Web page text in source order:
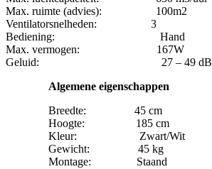
Max. ruimte (advies): 100m2
Ventilatorsnelheden: 3
Bediening: Hand
Max. vermogen: 167W
Geluid: 27 – 49 dB
Algemene eigenschappen
Breedte: 45 cm
Hoogte: 185 cm
Kleur: Zwart/Wit
Gewicht: 45 kg
Montage: Staand